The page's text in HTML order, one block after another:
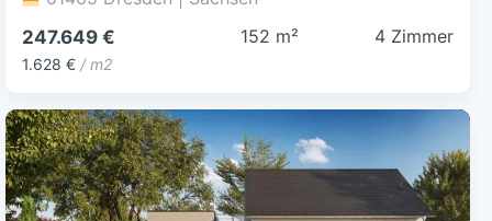
247.649 €
1.628 € / m2
152 m² 4 Zimmer